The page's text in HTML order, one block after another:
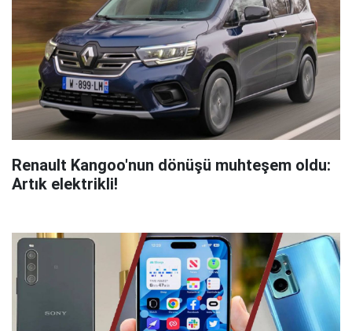
Renault Kangoo'nun dönüşü muhteşem oldu:
Artık elektrikli!